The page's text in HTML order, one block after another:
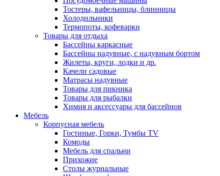
Тостеры, вафельницы, блинницы
Холодильники
Термопоты, кофеварки
Товары для отдыха
Бассейны каркасные
Бассейны надувные, с надувным бортом
Жилеты, круги, лодки и др.
Качели садовые
Матрасы надувные
Товары для пикника
Товары для рыбалки
Химия и аксессуары для бассейнов
Мебель
Корпусная мебель
Гостиные, Горки, Тумбы TV
Комоды
Мебель для спальни
Прихожие
Столы журнальные